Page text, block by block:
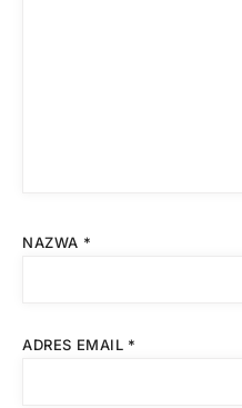
NAZWA *
ADRES EMAIL *